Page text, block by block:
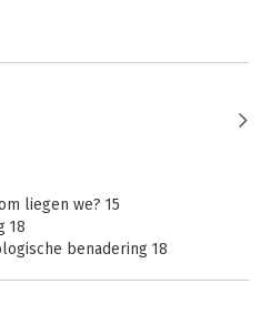
liegen we? 15
18
benadering 18